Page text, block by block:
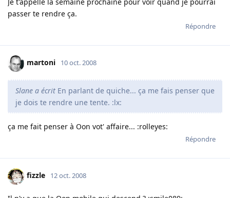
passer te rendre ça.
Répondre
martoni 10 oct. 2008
Slane a écrit En parlant de quiche... ça me fais penser que
je dois te rendre une tente. :lx:
ça me fait penser à Oon vot' affaire... :rolleyes:
Répondre
fizzle 12 oct. 2008